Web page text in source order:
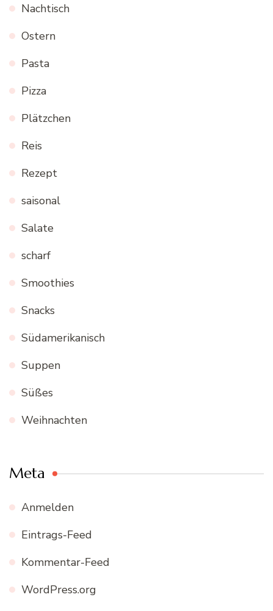
Nachtisch
Ostern
Pasta
Pizza
Plätzchen
Reis
Rezept
saisonal
Salate
scharf
Smoothies
Snacks
Südamerikanisch
Suppen
Süßes
Weihnachten
Meta
Anmelden
Eintrags-Feed
Kommentar-Feed
WordPress.org